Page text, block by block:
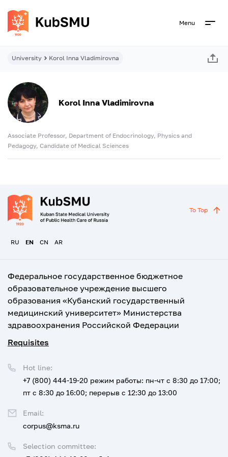
Menu
University Korol Inna Vladimirovna
Korol Inna Vladimirovna
Associate Professor, Department of Endocrinology, Physics and
Pedagogy, Candidate of Medical Sciences
RU EN CN AR
To Top
Федеральное государственное бюджетное
образовательное учреждение высшего
образования «Кубанский государственный
медицинский университет» Министерства
здравоохранения Российской Федерации
Requisites
Selection committee:
Hot line:
+7 (800) 444-19-20 режим работы: пн-чт с 8:30 до 17:00;
пт с 8:30 до 16:00; перерыв с 12:30 до 13:00
Email:
corpus@ksma.ru